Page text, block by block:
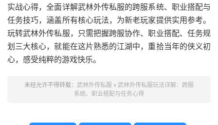
实战心得，全面详解武林外传私服的跨服系统、职业搭配与
任务技巧，涵盖所有核心玩法，为新老玩家提供实用参考。
玩转武林外传私服，只需把握跨服协作、职业搭配、任务规
划三大核心，就能在这片熟悉的江湖中，重拾当年的侠义初
心，感受纯粹的游戏快乐。
未经允许不得转载： 武林外传私服 » 武林外传私服玩法详解：跨服
系统、职业搭配与任务心得